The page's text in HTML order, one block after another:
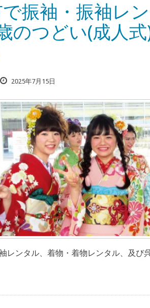
振袖・振袖レ
のつどい(成人
2025年7月15日
レンタル、着物・着物レンタル、及